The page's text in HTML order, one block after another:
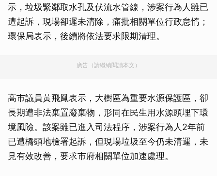
示，垃圾緊鄰取水孔及伏流水管線，涉案行為人雖已
遭起訴，現場卻遲未清除，痛批相關單位行政怠惰；
環保局表示，後續將依法要求限期清理。
廣告（請繼續閱讀本文）
高市議員黃飛鳳表示，大樹區為重要水源保護區，卻
長期遭非法棄置廢棄物，形同在民生用水源頭埋下環
境風險。該案雖已進入司法程序，涉案行為人2年前
已遭橋頭地檢署起訴，但現場垃圾至今仍未清運，未
見有效改善，要求市府相關單位加速處理。